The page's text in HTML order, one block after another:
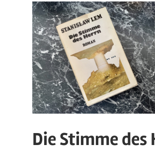
Die Stimme des